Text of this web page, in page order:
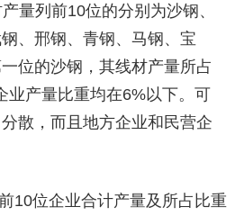
量列前10位的分别为沙钢、
、邢钢、青钢、马钢、宝
位的沙钢，其线材产量所占
业产量比重均在6%以下。可
散，而且地方企业和民营企
位企业合计产量及所占比重